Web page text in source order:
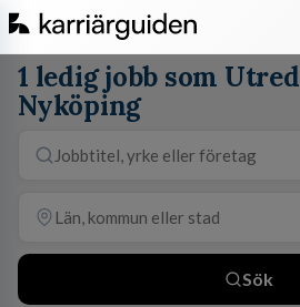
1 ledig jobb som
Nyköping
Sök